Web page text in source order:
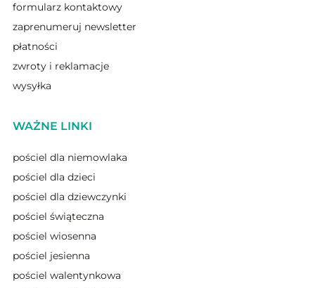
formularz kontaktowy
zaprenumeruj newsletter
płatności
zwroty i reklamacje
wysyłka
WAŻNE LINKI
pościel dla niemowlaka
pościel dla dzieci
pościel dla dziewczynki
pościel świąteczna
pościel wiosenna
pościel jesienna
pościel walentynkowa